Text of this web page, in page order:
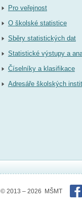
Pro veřejnost
O školské statistice
Sběry statistických dat
Statistické výstupy a
Číselníky a klasifikace
Adresáře školských
© 2013 – 2026 MŠMT